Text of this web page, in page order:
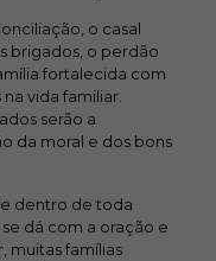
o casal
brigados, o perdão
fortalecida com
vida familiar.
serão a
da moral e dos bons
dentro de toda
dá com a oração e
muitas famílias